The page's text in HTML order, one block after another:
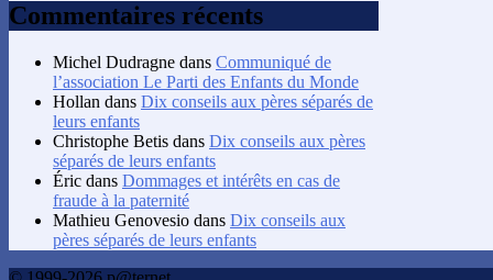
Commentaires récents
Michel Dudragne dans Communiqué de
l’association Le Parti des Enfants du Monde
Hollan dans Dix conseils aux pères séparés de
leurs enfants
Christophe Betis dans Dix conseils aux pères
séparés de leurs enfants
Éric dans Dommages et intérêts en cas de
fraude à la paternité
Mathieu Genovesio dans Dix conseils aux
pères séparés de leurs enfants